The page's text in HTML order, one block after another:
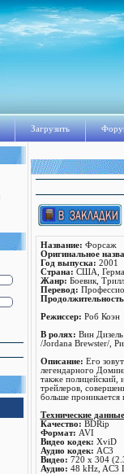
Загрузить
Название: Форсаж
Оригинальное
Год выпуска: 2001
Страна: США,
Жанр: Боевик,
Перевод:
Режисcер: Роб Коэн
В ролях: Вин
/Jordana Brewster/,
Описание: Его
легендарного
также полицейский,
трейлеров,
больше проникается
Технические
Качество: BDRip
Формат: AVI
Видео кодек: XviD
Аудио кодек: AC3
Видео: 720 x 304
Аудио: 48 kHz, AC3